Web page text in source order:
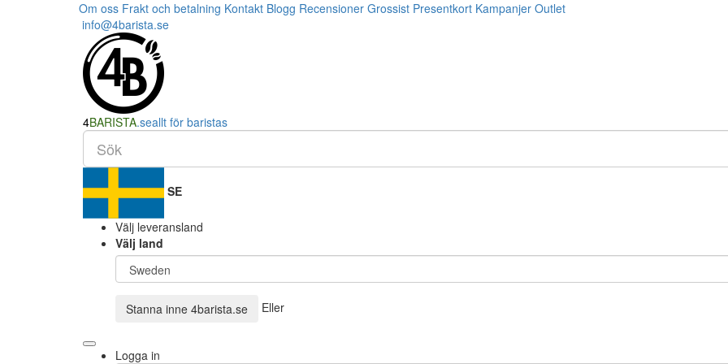
Om oss Frakt och betalning Kontakt Blogg Recensioner Grossist Presentkort Kampanjer Outlet
info@4barista.se
4BARISTA.seallt för baristas
SE
Välj leveransland
Välj land
Stanna inne 4barista.se Eller
Logga in